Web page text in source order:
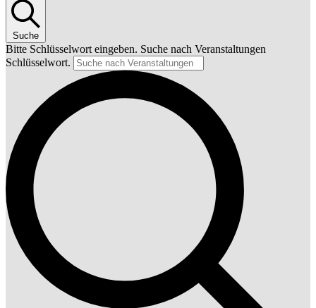
Suche
Bitte Schlüsselwort eingeben. Suche nach Veranstaltungen
Schlüsselwort.